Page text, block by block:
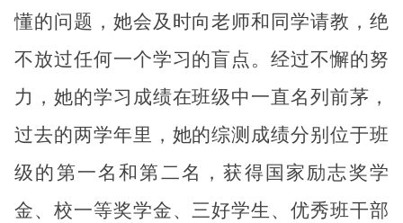
懂的问题，她会及时向老师和同学请教，绝
不放过任何一个学习的盲点。经过不懈的努
力，她的学习成绩在班级中一直名列前茅，
过去的两学年里，她的综测成绩分别位于班
级的第一名和第二名，获得国家励志奖学
金、校一等奖学金、三好学生、优秀班干部